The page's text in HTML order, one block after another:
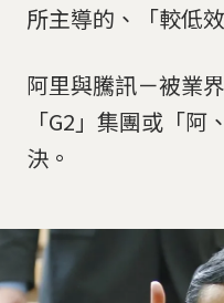
所主導的、「較低
阿里與騰訊－被業
「G2」集團或「
決。